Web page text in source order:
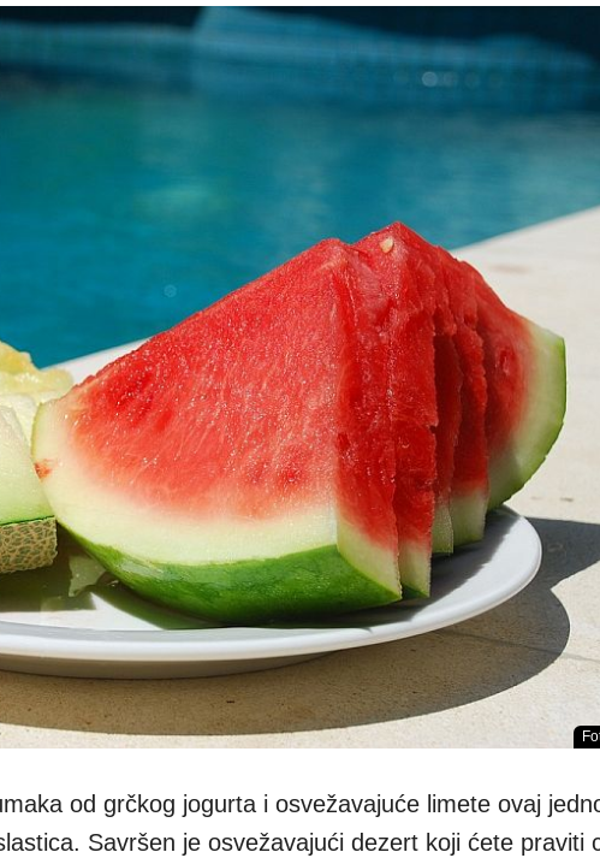
od grčkog jogurta i osvežavajuće limete ovaj
Savršen je osvežavajući dezert koji ćete praviti